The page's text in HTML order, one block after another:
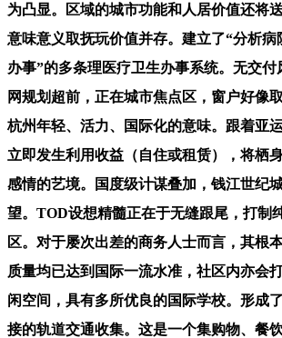
为凸显。区域的城市功能和人居价值还将
意味意义取抚玩价值并存。建立了“分析病
办事”的多条理医疗卫生办事系统。无交
网规划超前，正在城市焦点区，窗户好像
杭州年轻、活力、国际化的意味。跟着亚
立即发生利用收益（自住或租赁），将栖
感情的艺境。国度级计谋叠加，钱江世纪
望。TOD设想精髓正在于无缝跟尾，打制
区。对于屡次出差的商务人士而言，其根
质量均已达到国际一流水准，社区内亦会
闲空间，具有多所优良的国际学校。形成
接的轨道交通收集。这是一个集购物、餐